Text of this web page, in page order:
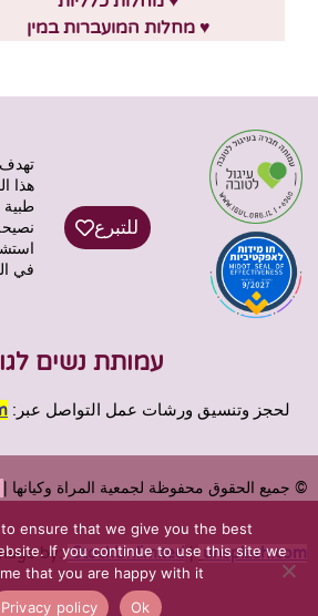
♥ מחלות המועברות במין
للتبرع
تهدف
هذا
في
עמותת נשים
لحجز وتنسيق ورشات عمل التواصل عبر:
© جميع الحقوق محفوظة لجمعية المراة وكيانها |
by:StockUnlimited| unsplash.com
ensure that we give you the best
If you continue to use this site we
that you are happy with it.
Ok
Privacy policy